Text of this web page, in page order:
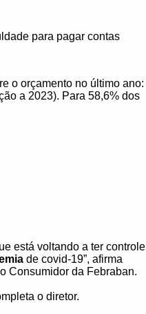
para pagar contas
o orçamento no último ano:
a 2023). Para 58,6% dos
está voltando a ter controle
de covid-19”, afirma
Consumidor da Febraban.
o diretor.